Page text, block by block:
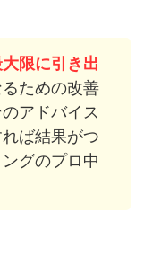
限に引き出
るための改善
アドバイス
ば結果がつ
グのプロ中